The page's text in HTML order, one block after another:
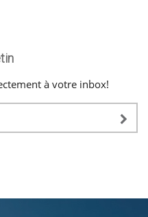
à votre inbox!